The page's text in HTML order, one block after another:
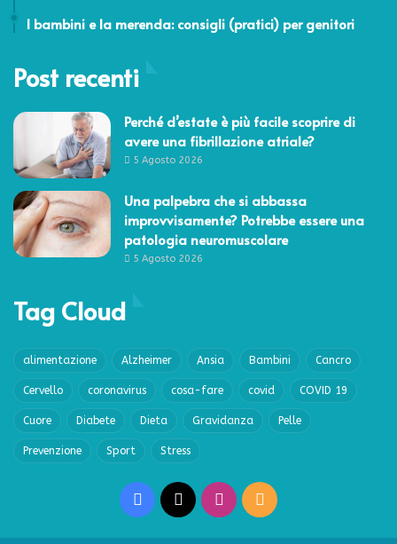
I bambini e la merenda: consigli (pratici) per genitori
Post recenti
Perché d’estate è più facile scoprire di
avere una fibrillazione atriale?
5 Agosto 2026
Una palpebra che si abbassa
improvvisamente? Potrebbe essere una
patologia neuromuscolare
5 Agosto 2026
Tag Cloud
alimentazione Alzheimer Ansia Bambini Cancro
Cervello coronavirus cosa-fare covid COVID 19
Cuore Diabete Dieta Gravidanza Pelle
Prevenzione Sport Stress
Facebook Instagram
RSS